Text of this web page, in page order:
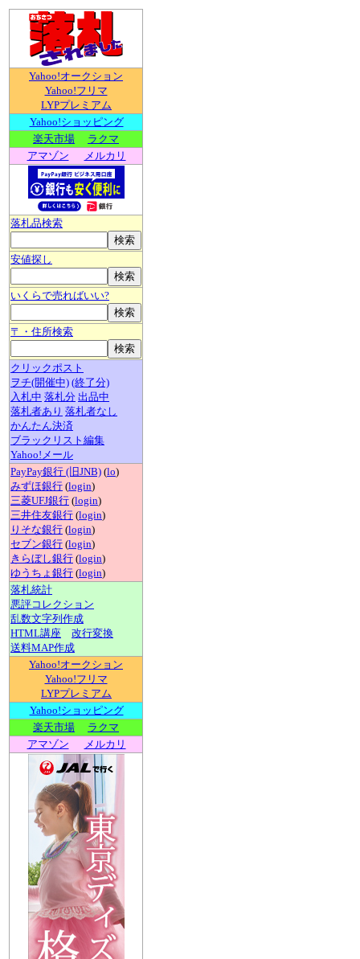
Yahoo!オークション
Yahoo!フリマ
LYPプレミアム
Yahoo!ショッピング
楽天市場
ラクマ
アマゾン
メルカリ
落札品検索
安値探し
いくらで売ればいい?
〒・住所検索
クリックポスト
ヲチ(開催中) (終了分)
入札中 落札分 出品中
落札者あり 落札者なし
かんたん決済
ブラックリスト編集
Yahoo!メール
PayPay銀行 (旧JNB) (lo)
みずほ銀行 (login)
三菱UFJ銀行 (login)
三井住友銀行 (login)
りそな銀行 (login)
セブン銀行 (login)
きらぼし銀行 (login)
ゆうちょ銀行 (login)
落札統計
悪評コレクション
乱数文字列作成
HTML講座
改行変換
送料MAP作成
Yahoo!オークション
Yahoo!フリマ
LYPプレミアム
Yahoo!ショッピング
楽天市場
ラクマ
アマゾン
メルカリ